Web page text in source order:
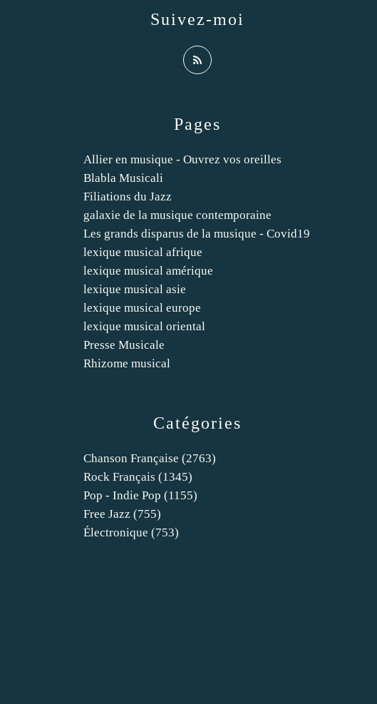
Catégories
Chanson Française (2763)
Rock Français (1345)
Pop - Indie Pop (1155)
Free Jazz (755)
Électronique (753)
Pages
Allier en musique - Ouvrez vos oreilles
Blabla Musicali
Filiations du Jazz
galaxie de la musique contemporaine
Les grands disparus de la musique - Covid19
lexique musical afrique
lexique musical amérique
lexique musical asie
lexique musical europe
lexique musical oriental
Presse Musicale
Rhizome musical
Suivez-moi